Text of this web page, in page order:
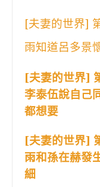
[夫妻的世界]
雨知道呂多景
[夫妻的世界]
李泰伍說自己
都想要
[夫妻的世界]
雨和孫在赫發
細